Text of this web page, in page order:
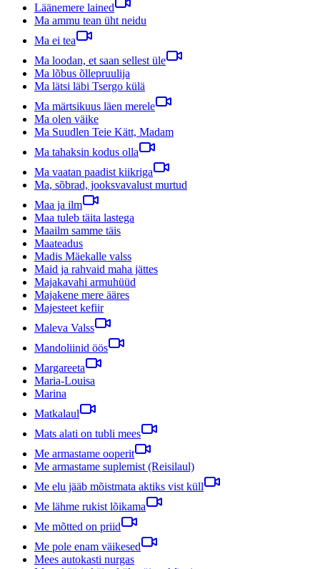
Läänemere lained
Ma ammu tean üht neidu
Ma ei tea
Ma loodan, et saan sellest üle
Ma lõbus õllepruulija
Ma lätsi läbi Tsergo külä
Ma märtsikuus läen merele
Ma olen väike
Ma Suudlen Teie Kätt, Madam
Ma tahaksin kodus olla
Ma vaatan paadist kiikriga
Ma, sõbrad, jooksvavalust murtud
Maa ja ilm
Maa tuleb täita lastega
Maailm samme täis
Maateadus
Madis Mäekalle valss
Maid ja rahvaid maha jättes
Majakavahi armuhüüd
Majakene mere ääres
Majesteet kefiir
Maleva Valss
Mandoliinid öös
Margareeta
Maria-Louisa
Marina
Matkalaul
Mats alati on tubli mees
Me armastame ooperit
Me armastame suplemist (Reisilaul)
Me elu jääb mõistmata aktiks vist küll
Me lähme rukist lõikama
Me mõtted on priid
Me pole enam väikesed
Mees autokasti nurgas